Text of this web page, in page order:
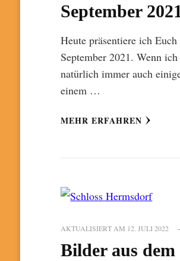
September
Heute präsentiere ich
September 2021. Wenn
natürlich immer auch
einem …
MEHR ERFAHREN
AKTUALISIERT AM 12. JULI 2022
Bilder aus